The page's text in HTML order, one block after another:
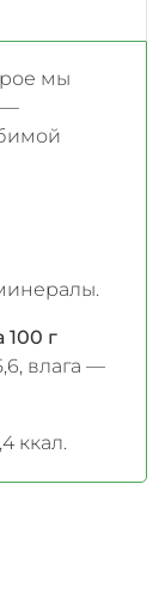
мы
—
100 г
влага —
ккал.